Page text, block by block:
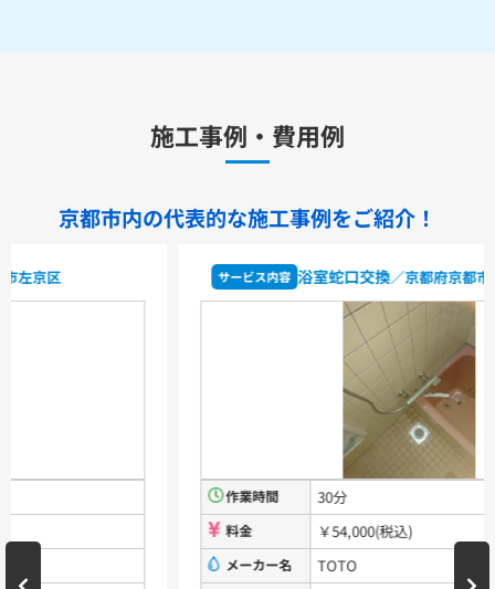
TLN32TEFRZ TLHG31AEFR
TLHG31AEFZ
TLHG30EGZ TLS05301J
TLC32ERZ
LF-E345SYCN
TBV03423J1
VシリーズLMPB060A1GDC1G+LDPB060BAGEN2
VシリーズLMPB075A1GDC1G+LDPB075BAGEN2
VシリーズLMPB075A3GDC1G+LDPB075BAGEN2
VシリーズLMPB075B1GDC1G+LDPB075BAGEN2
施工事例・費用例
京都市内の代表的な施工事例をご紹介！
サービス内容 浴室蛇口交換／京都府京都市伏見区
￥54,000(税込)